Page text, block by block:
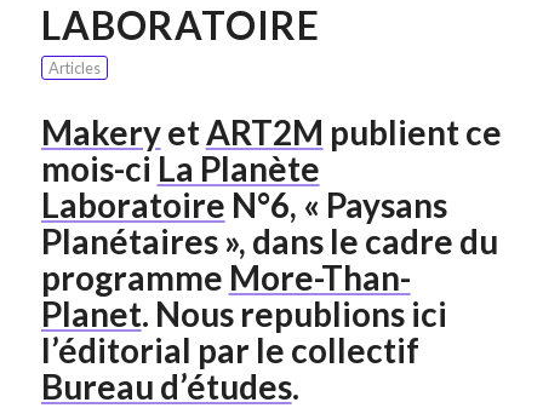
LABORATOIRE
Articles
MakeryetART2M publient ce
mois-ci La Planète
Laboratoire N°6, « Paysans
Planétaires », dans le cadre du
programme More-Than-
Planet. Nous republions ici
l’éditorial par le collectif
Bureau d’études.